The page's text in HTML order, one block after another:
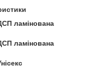
ламінована
ламінована